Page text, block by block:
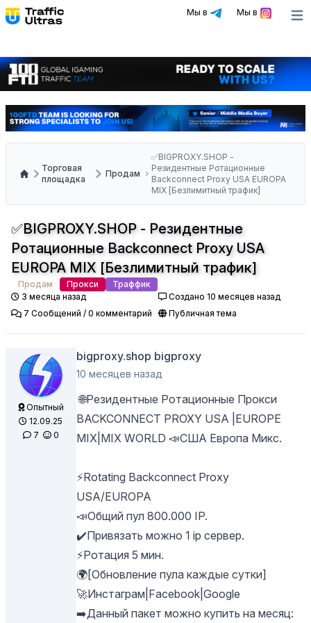
Мы в Мы в
Торговая
площадка
Продам
✅BIGPROXY.SHOP -
Резидентные Ротационные
Backconnect Proxy USA EUROPA
MIX [Безлимитный трафик]
✅BIGPROXY.SHOP - Резидентные
Ротационные Backconnect Proxy USA
EUROPA MIX [Безлимитный трафик]
Продам Прокси
Траффик
3 месяца назад
Создано 10 месяцев назад
7 Сообщений / 0 комментарий
Публичная тема
Опытный
12.09.25
7
0
bigproxy.shop bigproxy
10 месяцев назад
🌐Резидентные Ротационные Прокси
BACKCONNECT PROXY USA |EUROPE
MIX|MIX WORLD 📣США Европа Микс.
⚡Rotating Backconnect Proxy
USA/EUROPA
📣Общий пул 800.000 IP.
✔️Привязать можно 1 ip сервер.
⚡️Ротация 5 мин.
🌍[Обновление пула каждые сутки]
🚀Инстаграм|Facebook|Google
➡️Данный пакет можно купить на месяц: